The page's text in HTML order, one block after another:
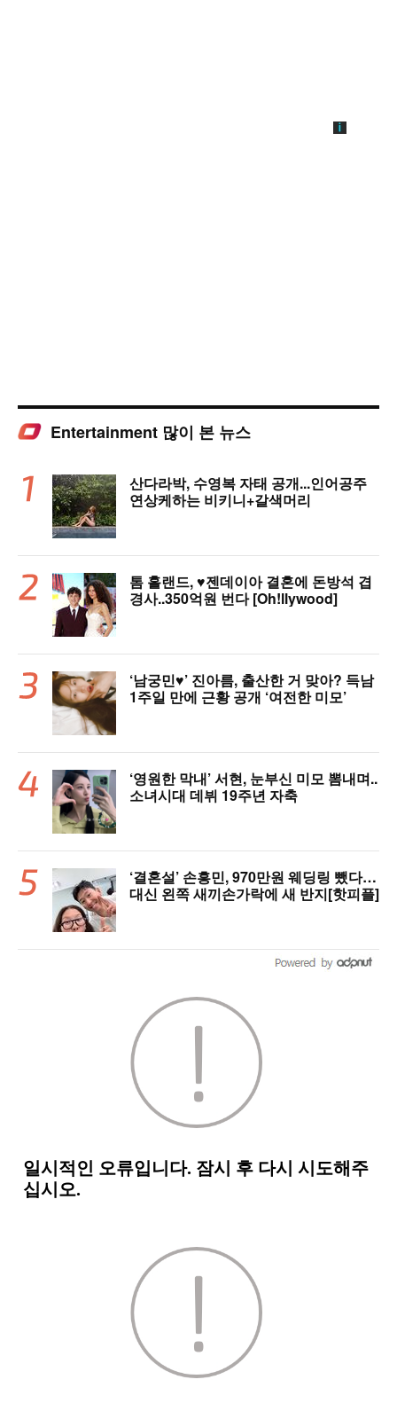
Entertainment 많이 본 뉴스
산다라박, 수영복 자태 공개...인어공주
연상케하는 비키니+갈색머리
톰 홀랜드, ♥︎젠데이아 결혼에 돈방석 겹
경사..350억원 번다 [Oh!llywood]
‘남궁민♥’ 진아름, 출산한 거 맞아? 득남
1주일 만에 근황 공개 ‘여전한 미모’
‘영원한 막내’ 서현, 눈부신 미모 뽐내며..
소녀시대 데뷔 19주년 자축
‘결혼설’ 손흥민, 970만원 웨딩링 뺐다…
대신 왼쪽 새끼손가락에 새 반지[핫피플]